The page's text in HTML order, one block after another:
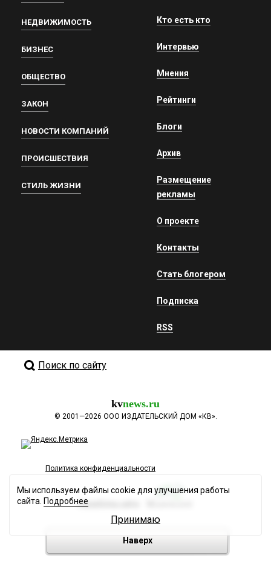
НЕДВИЖИМОСТЬ
БИЗНЕС
ОБЩЕСТВО
ЗАКОН
НОВОСТИ КОМПАНИЙ
ПРОИСШЕСТВИЯ
СТИЛЬ ЖИЗНИ
Кто есть кто
Интервью
Мнения
Рейтинги
Блоги
Архив
Размещение
рекламы
О проекте
Контакты
Стать блогером
Подписка
RSS
Поиск по сайту
kvnews.ru
© 2001—2026 ООО ИЗДАТЕЛЬСКИЙ ДОМ «КВ».
Политика конфиденциальности
Разработка сайта
Наверх
Мы используем файлы cookie для улучшения работы
сайта. Подробнее
Принимаю